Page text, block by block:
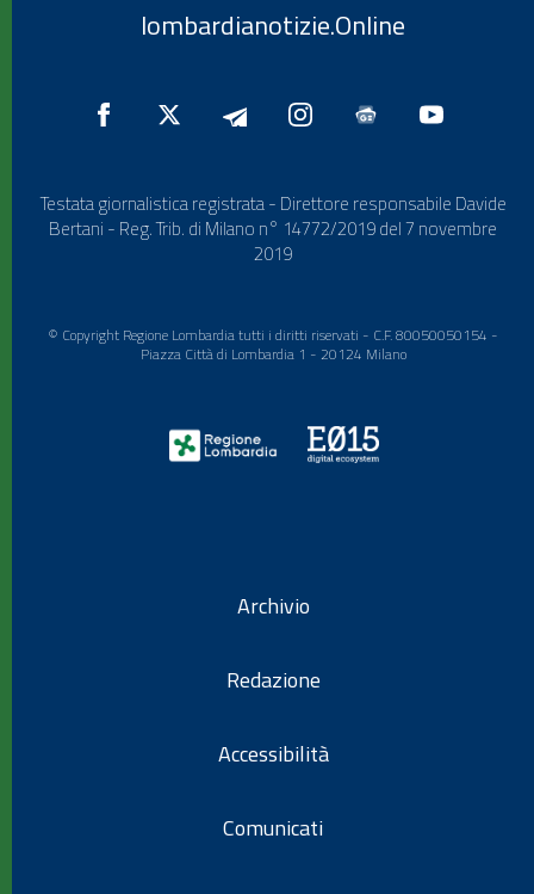
lombardianotizie.Online
Testata giornalistica registrata - Direttore responsabile Davide
Bertani - Reg. Trib. di Milano n° 14772/2019 del 7 novembre
2019
© Copyright Regione Lombardia tutti i diritti riservati - C.F. 80050050154 -
Piazza Città di Lombardia 1 - 20124 Milano
Archivio
Redazione
Accessibilità
Comunicati